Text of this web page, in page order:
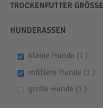
TROCKENFUTTER GRÖSSE
HUNDERASSEN
kleine Hunde 1 item
mittlere Hunde 1 item
große Hunde 1 item